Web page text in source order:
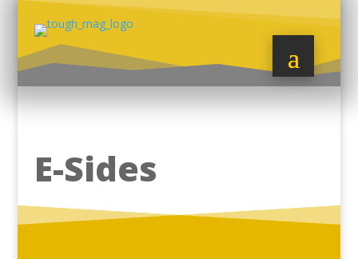
E-Sides